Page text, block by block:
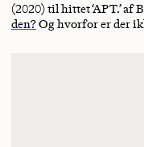
(2020) til hittet ‘APT.’ af
den?Og hvorfor er der